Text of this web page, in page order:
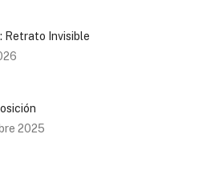
Retrato Invisible
2025